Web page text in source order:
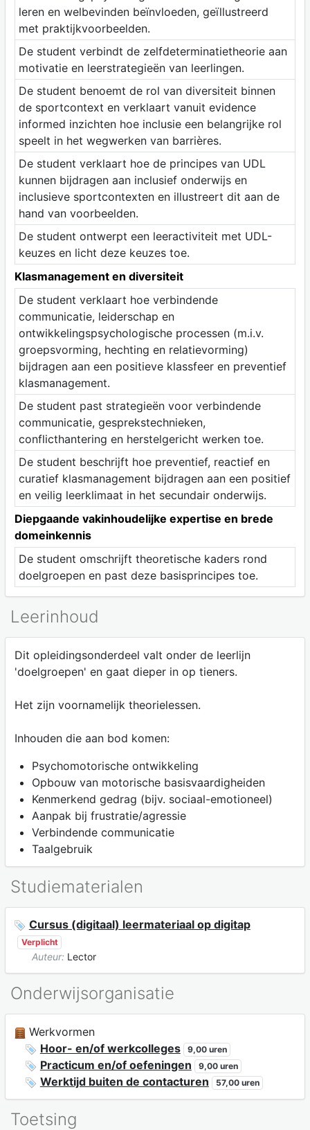
leren en welbevinden beïnvloeden, geïllustreerd
met praktijkvoorbeelden.
De student verbindt de zelfdeterminatietheorie aan
motivatie en leerstrategieën van leerlingen.
De student benoemt de rol van diversiteit binnen
de sportcontext en verklaart vanuit evidence
informed inzichten hoe inclusie een belangrijke rol
speelt in het wegwerken van barrières.
De student verklaart hoe de principes van UDL
kunnen bijdragen aan inclusief onderwijs en
inclusieve sportcontexten en illustreert dit aan de
hand van voorbeelden.
De student ontwerpt een leeractiviteit met UDL-
keuzes en licht deze keuzes toe.
Klasmanagement en diversiteit
De student verklaart hoe verbindende
communicatie, leiderschap en
ontwikkelingspsychologische processen (m.i.v.
groepsvorming, hechting en relatievorming)
bijdragen aan een positieve klassfeer en preventief
klasmanagement.
De student past strategieën voor verbindende
communicatie, gesprekstechnieken,
conflicthantering en herstelgericht werken toe.
De student beschrijft hoe preventief, reactief en
curatief klasmanagement bijdragen aan een positief
en veilig leerklimaat in het secundair onderwijs.
Diepgaande vakinhoudelijke expertise en brede
domeinkennis
De student omschrijft theoretische kaders rond
doelgroepen en past deze basisprincipes toe.
Leerinhoud
Dit opleidingsonderdeel valt onder de leerlijn
'doelgroepen' en gaat dieper in op tieners.
Het zijn voornamelijk theorielessen.
Inhouden die aan bod komen:
Psychomotorische ontwikkeling
Opbouw van motorische basisvaardigheiden
Kenmerkend gedrag (bijv. sociaal-emotioneel)
Aanpak bij frustratie/agressie
Verbindende communicatie
Taalgebruik
Studiematerialen
Cursus (digitaal) leermateriaal op digitap
Verplicht
Auteur: Lector
Onderwijsorganisatie
Werkvormen
Hoor- en/of werkcolleges
9,00 uren
Practicum en/of oefeningen 9,00 uren
Werktijd buiten de contacturen 57,00 uren
Toetsing